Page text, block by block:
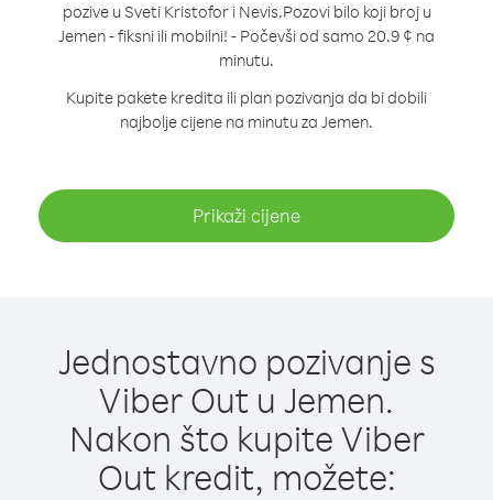
pozive u Sveti Kristofor i Nevis.Pozovi bilo koji broj u
Jemen - fiksni ili mobilni! - Počevši od samo 20.9 ¢ na
minutu.
Kupite pakete kredita ili plan pozivanja da bi dobili
najbolje cijene na minutu za Jemen.
Prikaži cijene
Jednostavno pozivanje s
Viber Out u Jemen.
Nakon što kupite Viber
Out kredit, možete: